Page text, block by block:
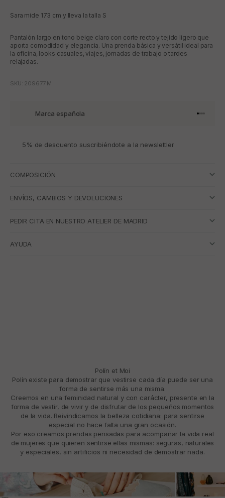
Sara mide 173 cm y lleva la talla S
Pantalón largo en tono beige claro con corte recto y tejido ligero que
aporta comodidad y elegancia. Una prenda básica y versátil ideal para
la oficina, looks casuales, viajes, jornadas de trabajo o tardes
relajadas.
SKU: 209677.M
Marca española Ir al
Ir al
Ir al
Ir al
5% de descuento suscribiéndote a la newslettler
COMPOSICIÓN
ENVÍOS, CAMBIOS Y DEVOLUCIONES
PEDIR CITA EN NUESTRO ATELIER DE MADRID
AYUDA
Polín et Moi
Polín existe para demostrar que vestirse cada día puede ser una
forma de sentirse más una misma.
Creemos en una feminidad natural y con carácter, presente en la
forma de vestir, de vivir y de disfrutar de los pequeños momentos
de la vida. Reivindicamos la belleza cotidiana: para sentirse
especial no hace falta una gran ocasión.
Por eso creamos prendas pensadas para acompañar la vida real
de mujeres que quieren sentirse ellas mismas: seguras, naturales
y especiales, sin artificios ni necesidad de demostrar nada.